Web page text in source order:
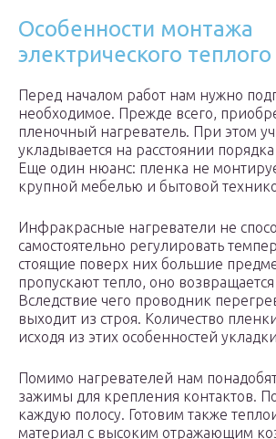
Особенности монтажа
электрического
Перед началом работ нам нужно
необходимое. Прежде всего,
пленочный нагреватель. При этом
укладывается на расстоянии
Еще один нюанс: пленка не
крупной мебелью и бытовой
Инфракрасные нагреватели не
самостоятельно регулировать
стоящие поверх них большие
пропускают тепло, оно возвращается
Вследствие чего проводник
выходит из строя. Количество
исходя из этих особенностей
Помимо нагревателей нам
зажимы для крепления контактов.
каждую полосу. Готовим также
материал с высоким отражающим